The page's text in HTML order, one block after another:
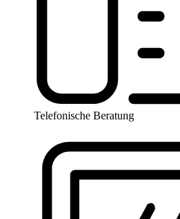
Telefonische Beratung